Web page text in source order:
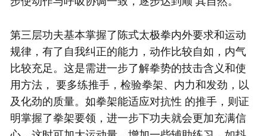
第三层功夫基本掌握了陈式太极拳内外要求和运动
规律，有了自我纠正的能力，动作比较自如，内气
比较充足。这是需进一步了解拳势的技击含义和使
用方法， 要多练推手，检验拳架、内力和发劲，以
及化劲的质量。如拳架能适应对抗性 的推手，则证
明掌握了拳架要领，进一步下功夫就会更加充满信